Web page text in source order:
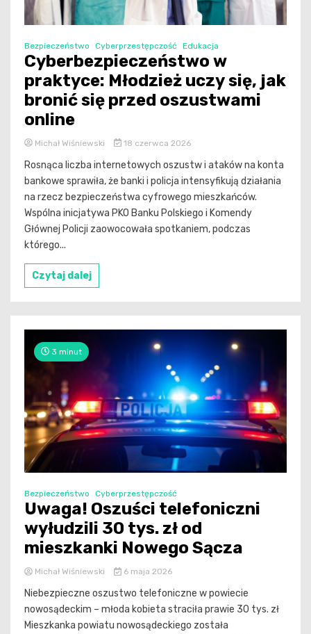
Bezpieczeństwo Cyberprzestępczość Edukacja
Cyberbezpieczeństwo w
praktyce: Młodzież uczy się, jak
bronić się przed oszustwami
online
Michał Wiśniewski 18 czerwca 2026
Rosnąca liczba internetowych oszustw i ataków na konta
bankowe sprawiła, że banki i policja intensyfikują działania
na rzecz bezpieczeństwa cyfrowego mieszkańców.
Wspólna inicjatywa PKO Banku Polskiego i Komendy
Głównej Policji zaowocowała spotkaniem, podczas
którego...
Czytaj dalej
3 minut
Bezpieczeństwo Cyberprzestępczość
Uwaga! Oszuści telefoniczni
wyłudzili 30 tys. zł od
mieszkanki Nowego Sącza
Michał Wiśniewski 6 maja 2026
Niebezpieczne oszustwo telefoniczne w powiecie
nowosądeckim – młoda kobieta straciła prawie 30 tys. zł
Mieszkanka powiatu nowosądeckiego została